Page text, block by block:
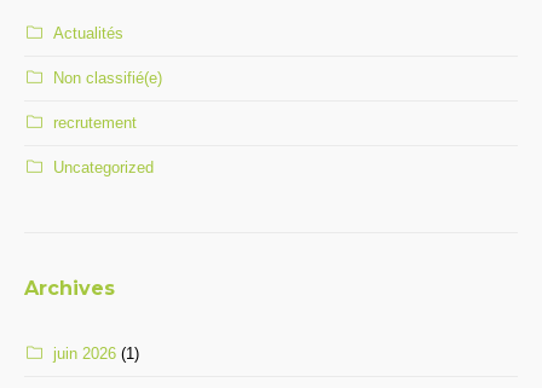
Actualités
Non classifié(e)
recrutement
Uncategorized
Archives
juin 2026 (1)